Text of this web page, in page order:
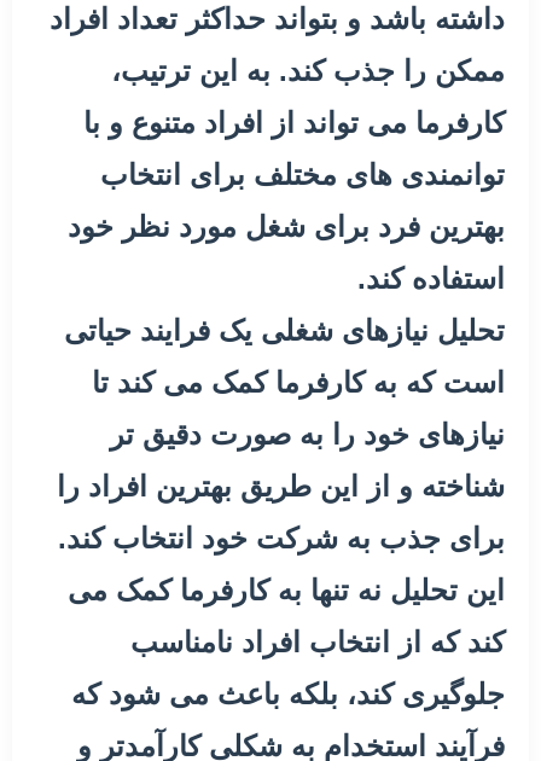
داشته باشد و بتواند حداکثر تعداد افراد
ممکن را جذب کند. به این ترتیب،
کارفرما می تواند از افراد متنوع و با
توانمندی های مختلف برای انتخاب
بهترین فرد برای شغل مورد نظر خود
استفاده کند.
تحلیل نیازهای شغلی یک فرایند حیاتی
است که به کارفرما کمک می کند تا
نیازهای خود را به صورت دقیق تر
شناخته و از این طریق بهترین افراد را
برای جذب به شرکت خود انتخاب کند.
این تحلیل نه تنها به کارفرما کمک می
کند که از انتخاب افراد نامناسب
جلوگیری کند، بلکه باعث می شود که
فرآیند استخدام به شکلی کارآمدتر و